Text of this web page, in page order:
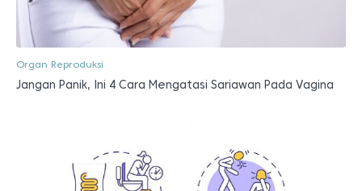
Organ Reproduksi
Jangan Panik, Ini 4 Cara Mengatasi Sariawan Pada Vagina